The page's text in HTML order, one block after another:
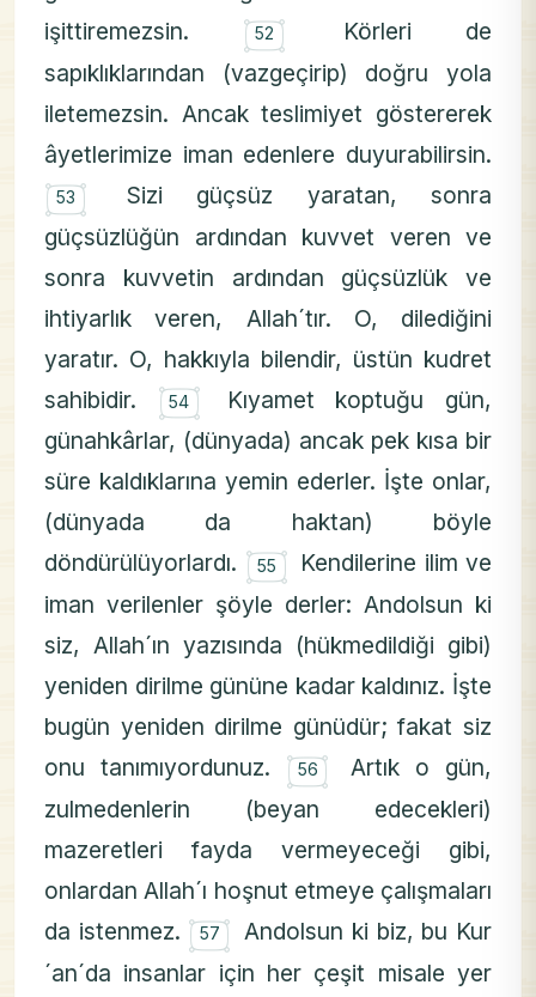
işittiremezsin. ۝
52
Körleri de
sapıklıklarından (vazgeçirip) doğru yola
iletemezsin. Ancak teslimiyet göstererek
âyetlerimize iman edenlere duyurabilirsin.
۝
53
Sizi güçsüz yaratan, sonra
güçsüzlüğün ardından kuvvet veren ve
sonra kuvvetin ardından güçsüzlük ve
ihtiyarlık veren, Allah´tır. O, dilediğini
yaratır. O, hakkıyla bilendir, üstün kudret
sahibidir. ۝
54
Kıyamet koptuğu gün,
günahkârlar, (dünyada) ancak pek kısa bir
süre kaldıklarına yemin ederler. İşte onlar,
(dünyada da haktan) böyle
döndürülüyorlardı. ۝
55
Kendilerine ilim ve
iman verilenler şöyle derler: Andolsun ki
siz, Allah´ın yazısında (hükmedildiği gibi)
yeniden dirilme gününe kadar kaldınız. İşte
bugün yeniden dirilme günüdür; fakat siz
onu tanımıyordunuz. ۝
56
Artık o gün,
zulmedenlerin (beyan edecekleri)
mazeretleri fayda vermeyeceği gibi,
onlardan Allah´ı hoşnut etmeye çalışmaları
da istenmez. ۝
57
Andolsun ki biz, bu Kur
´an´da insanlar için her çeşit misale yer